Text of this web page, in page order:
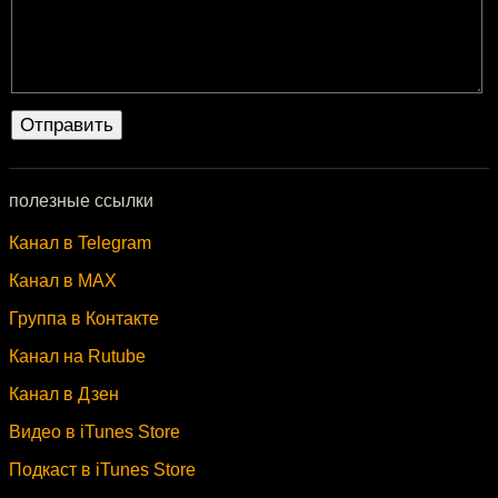
полезные ссылки
Канал в Telegram
Канал в MAX
Группа в Контакте
Канал на Rutube
Канал в Дзен
Видео в iTunes Store
Подкаст в iTunes Store